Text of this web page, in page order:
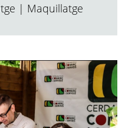
| Maquillatge